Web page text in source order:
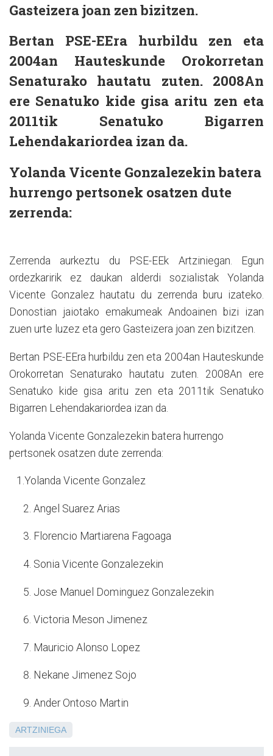
Gasteizera joan zen bizitzen.
Bertan PSE-EEra hurbildu zen eta
2004an Hauteskunde Orokorretan
Senaturako hautatu zuten. 2008An
ere Senatuko kide gisa aritu zen eta
2011tik Senatuko Bigarren
Lehendakariordea izan da.
Yolanda Vicente Gonzalezekin batera
hurrengo pertsonek osatzen dute
zerrenda:
Zerrenda aurkeztu du PSE-EEk Artziniegan. Egun
ordezkaririk ez daukan alderdi sozialistak Yolanda
Vicente Gonzalez hautatu du zerrenda buru izateko.
Donostian jaiotako emakumeak Andoainen bizi izan
zuen urte luzez eta gero Gasteizera joan zen bizitzen.
Bertan PSE-EEra hurbildu zen eta 2004an Hauteskunde
Orokorretan Senaturako hautatu zuten. 2008An ere
Senatuko kide gisa aritu zen eta 2011tik Senatuko
Bigarren Lehendakariordea izan da.
Yolanda Vicente Gonzalezekin batera hurrengo
pertsonek osatzen dute zerrenda:
1.Yolanda Vicente Gonzalez
Angel Suarez Arias
Florencio Martiarena Fagoaga
Sonia Vicente Gonzalezekin
Jose Manuel Dominguez Gonzalezekin
Victoria Meson Jimenez
Mauricio Alonso Lopez
Nekane Jimenez Sojo
Ander Ontoso Martin
ARTZINIEGA